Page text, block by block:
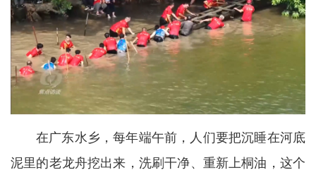
在广东水乡，每年端午前，人们要把沉睡在河底
泥里的老龙舟挖出来，洗刷干净、重新上桐油，这个